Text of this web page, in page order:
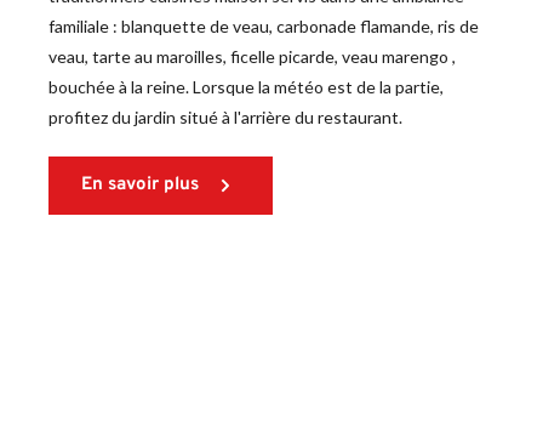
familiale : blanquette de veau, carbonade flamande, ris de
veau, tarte au maroilles, ficelle picarde, veau marengo ,
bouchée à la reine. Lorsque la météo est de la partie,
profitez du jardin situé à l'arrière du restaurant.
En savoir plus